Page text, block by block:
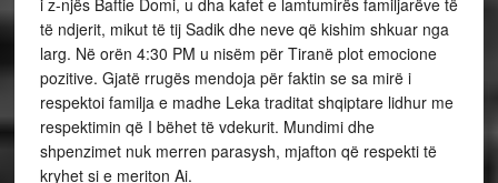
i z-njës Baftie Domi, u dha kafet e lamtumirës familjarëve të
të ndjerit, mikut të tij Sadik dhe neve që kishim shkuar nga
larg. Në orën 4:30 PM u nisëm për Tiranë plot emocione
pozitive. Gjatë rrugës mendoja për faktin se sa mirë i
respektoi familja e madhe Leka traditat shqiptare lidhur me
respektimin që I bëhet të vdekurit. Mundimi dhe
shpenzimet nuk merren parasysh, mjafton që respekti të
kryhet si e meriton Ai.